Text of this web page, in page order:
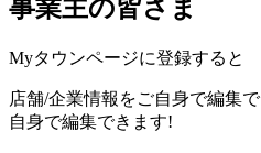
事業主の皆さま
Myタウンページに登録すると
店舗/企業情報をご自身で編集
自身で編集できます!